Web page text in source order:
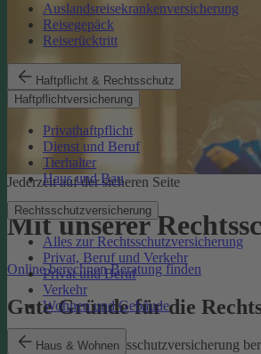
Auslandsreisekrankenversicherung
Reisegepäck
Reiserücktritt
Haftpflicht & Rechtsschutz
Haftpflichtversicherung
Privathaftpflicht
Dienst und Beruf
Tierhalter
Haus und Bau
Rechtsschutzversicherung
Alles zur Rechtsschutzversicherung
Privat, Beruf und Verkehr
Privat und Beruf
Verkehr
Wohnen und Gebäude
Haus & Wohnen
Jederzeit auf der sicheren Seite
Mit unserer
Online berechnen Beratung finden
Gute Gründe für die
günstige Rechtsschutzversicherung